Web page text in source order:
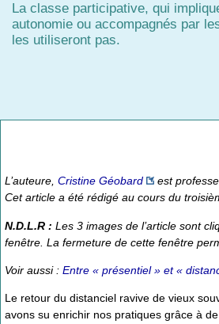
La classe participative, qui
autonomie ou accompagnés par
les utiliseront pas.
L’auteure, Cristine Géobard est
Cet article a été rédigé au cours du
N.D.L.R : Les 3 images de l’article sont
fenêtre . La fermeture de cette fenêtre
Voir aussi : Entre « présentiel » et «
Le retour du distanciel ravive de vieux
avons su enrichir nos pratiques grâce à